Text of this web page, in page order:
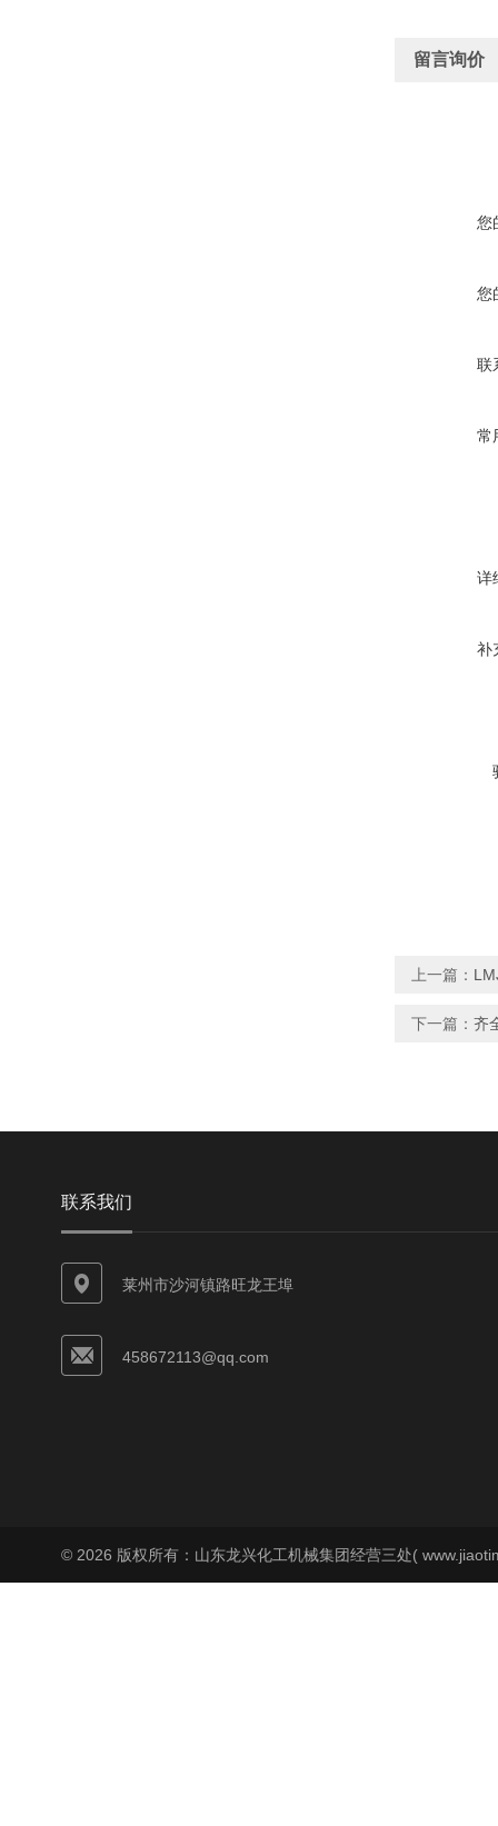
留言询价
您
您
联
常
详
补
上一篇：
下一篇： 齐
联系我们
莱州市沙河镇路旺龙王埠
458672113@qq.com
© 2026 版权所有：山东龙兴化工机械集团经营三处(